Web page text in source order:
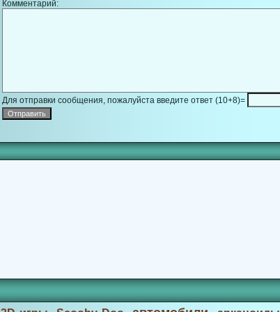
Комментарий:
Для отправки сообщения, пожалуйста введите ответ (10+8)=